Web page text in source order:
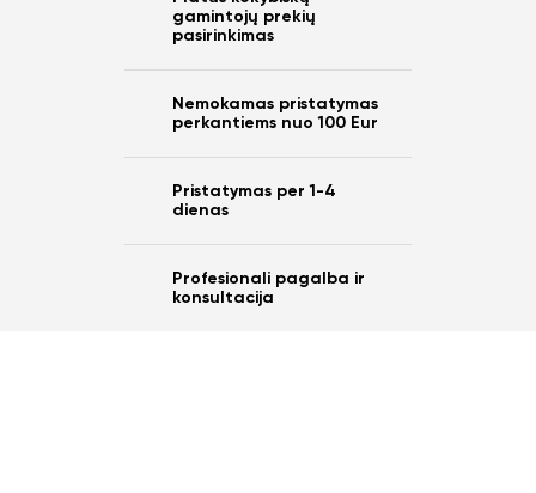
gamintojų prekių
pasirinkimas
Nemokamas pristatymas
perkantiems nuo 100 Eur
Pristatymas per 1-4
dienas
Profesionali pagalba ir
konsultacija
10%
nuo savo užsakymo?
Ne